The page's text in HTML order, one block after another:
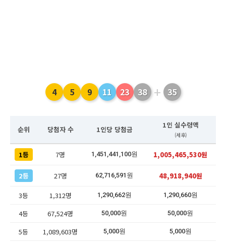
4 5 9 11 23 38 + 35
순위 당첨자 수 1인당 당첨금 1인 실수령액
(세후)
1등 7명 1,451,441,100원 1,005,465,530원
2등 27명 62,716,591원 48,918,940원
3등 1,312명 1,290,662원 1,290,660원
4등 67,524명 50,000원 50,000원
5등 1,089,603명 5,000원 5,000원